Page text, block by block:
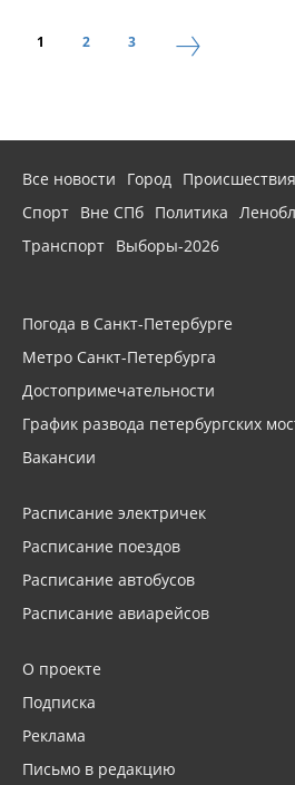
1 2 3
Все новости Город Происшествия
Спорт Вне СПб Политика
Транспорт Выборы-2026
Погода в Санкт-Петербурге
Метро Санкт-Петербурга
Достопримечательности
График развода петербургских
Вакансии
Расписание электричек
Расписание поездов
Расписание автобусов
Расписание авиарейсов
О проекте
Подписка
Реклама
Письмо в редакцию